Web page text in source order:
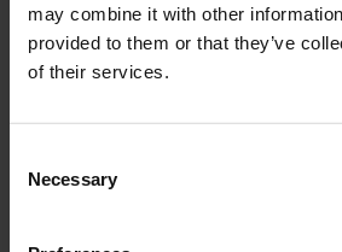
may combine it with other
provided to them or that they’ve
of their services.
Necessary
Förgasargummi m. sarg
Suzuki K50